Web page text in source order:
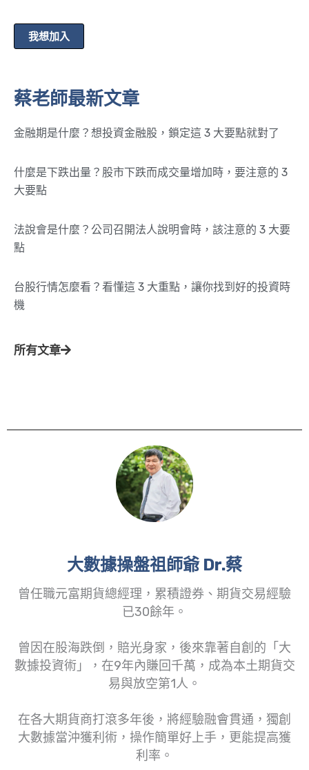
我想加入
蔡老師最新文章
金融期是什麼？想投資金融股，鎖定這 3 大要點就對了
什麼是下跌出量？股市下跌而成交量增加時，要注意的 3
大要點
法說會是什麼？公司召開法人說明會時，該注意的 3 大要
點
台股行情怎麼看？看懂這 3 大重點，讓你找到好的投資時
機
所有文章
大數據操盤祖師爺 Dr.蔡
曾任職元富期貨總經理，累積證券、期貨交易經驗
已30餘年。
曾因在股海跌倒，賠光身家，後來靠著自創的「大
數據投資術」，在9年內賺回千萬，成為本土期貨交
易與放空第1人。
在各大期貨商打滾多年後，將經驗融會貫通，獨創
大數據當沖獲利術，操作簡單好上手，更能提高獲
利率。